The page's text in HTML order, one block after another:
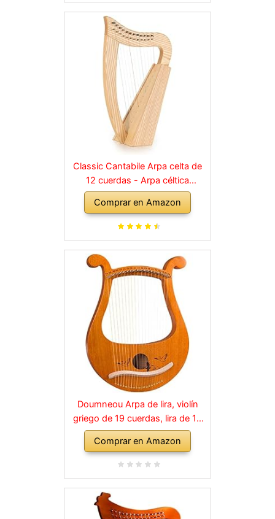
Classic Cantabile Arpa celta de
12 cuerdas - Arpa céltica
irlandesa madera de fresno - con
2 llaves de afinación y bolsa de
transporte
Comprar en Amazon
Doumneou Arpa de lira, violín
griego de 19 cuerdas, lira de 19
cuerdas, patrones únicos
tallados, símbolos fonéticos,
para amantes de la música,
Comprar en Amazon